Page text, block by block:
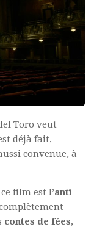
Toro veut
déjà fait,
convenue, à
film est l’anti
contes de fées,